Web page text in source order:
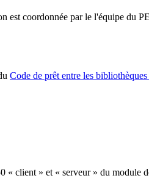
coordonnée par le l'équipe du
Code de prêt entre les
client » et « serveur » du module